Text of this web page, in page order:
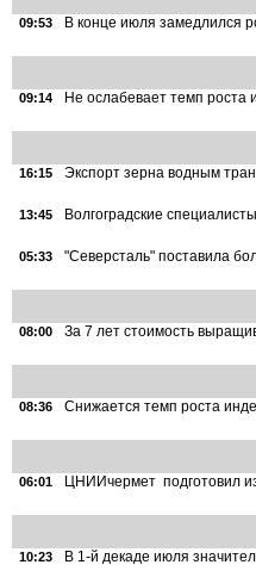
09:53 В конце июля замедлился
09:14 Не ослабевает темп роста
16:15 Экспорт зерна водным
13:45 Волгоградские
05:33 "Северсталь" поставила
08:00 За 7 лет стоимость
08:36 Снижается темп роста
06:01 ЦНИИчермет подготовил
10:23 В 1-й декаде июля